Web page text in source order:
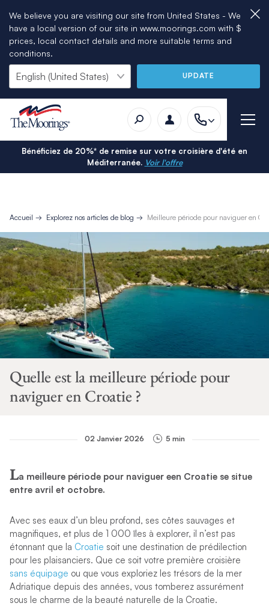
We believe you are visiting our site from United States - We
have a local version of our site in www.moorings.com with $
prices, local contact details and more suitable terms and
conditions.
UPDATE
Bénéficiez de 20%* de remise sur votre croisière d'été en
Méditerranée. Voir l'offre
Accueil Explorez nos articles de blog Meilleure période pour naviguer en
Quelle est la meilleure période pour
naviguer en Croatie ?
02 Janvier 2026 5 min
La meilleure période pour naviguer een Croatie se situe
entre avril et octobre.
Avec ses eaux d’un bleu profond, ses côtes sauvages et
magnifiques, et plus de 1 000 îles à explorer, il n’est pas
étonnant que la Croatie soit une destination de prédilection
pour les plaisanciers. Que ce soit votre première croisière
sans équipage ou que vous exploriez les trésors de la mer
Adriatique depuis des années, vous tomberez assurément
sous le charme de la beauté naturelle de la Croatie.